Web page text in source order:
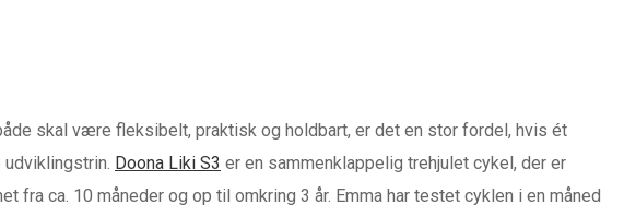
skal være fleksibelt, praktisk og holdbart, er det en stor fordel, hvis ét
Doona Liki S3 er en sammenklappelig trehjulet cykel, der er
fra ca. 10 måneder og op til omkring 3 år. Emma har testet cyklen i en måned